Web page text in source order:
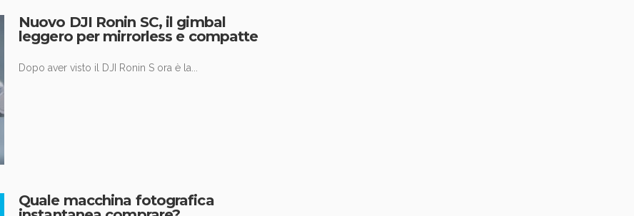
Nuovo DJI Ronin SC, il gimbal
leggero per mirrorless e compatte
Dopo aver visto il DJI Ronin S ora è la...
Quale macchina fotografica